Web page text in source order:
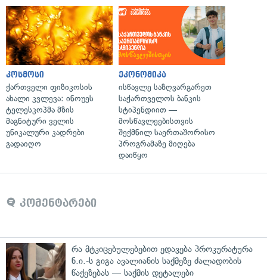
კოსმოსი
ქართველი ფიზიკოსის
ახალი კვლევა: ინოუეს
ტელესკოპმა მზის
მაგნიტური ველის
უნიკალური კადრები
გადაიღო
ეკონომიკა
ისწავლე საზღვარგარეთ
საქართველოს ბანკის
სტიპენდიით —
მოსწავლეებისთვის
შექმნილ საერთაშორისო
პროგრამაზე მიღება
დაიწყო
კომენტარები
რა მტკიცებულებებით ედავება პროკურატურა
ნ.ი.-ს გიგა ავალიანის საქმეზე ძალადობის
წაქეზებას — საქმის დეტალები